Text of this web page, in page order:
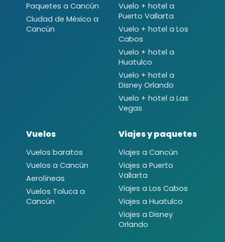
Paquetes a Cancún
Ciudad de México a
Cancún
Vuelo + hotel a
Puerto Vallarta
Vuelo + hotel a Los
Cabos
Vuelo + hotel a
Huatulco
Vuelo + hotel a
Disney Orlando
Vuelo + hotel a Las
Vegas
Vuelos
Vuelos baratos
Vuelos a Cancún
Aerolíneas
Vuelos Toluca a
Cancún
Viajes y paquetes
Viajes a Cancún
Viajes a Puerto
Vallarta
Viajes a Los Cabos
Viajes a Huatulco
Viajes a Disney
Orlando